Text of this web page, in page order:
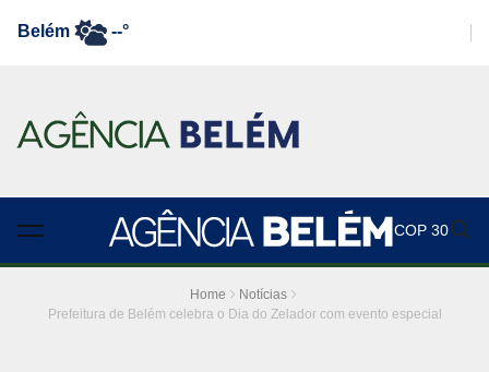
Belém --°
COP 30
Home
Notícias
Prefeitura de Belém celebra o Dia do Zelador com evento especial